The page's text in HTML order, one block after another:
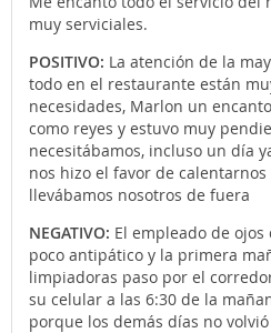
muy serviciales.
POSITIVO: La atención de la
todo en el restaurante están
necesidades, Marlon un
como reyes y estuvo muy
necesitábamos, incluso un día
nos hizo el favor de
llevábamos nosotros de fuera
NEGATIVO: El empleado de
poco antipático y la primera
limpiadoras paso por el
su celular a las 6:30 de la
porque los demás días no